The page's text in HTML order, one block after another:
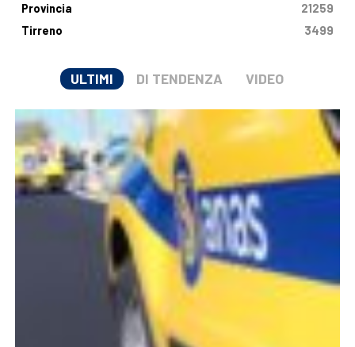
Provincia
21259
Tirreno
3499
ULTIMI DI TENDENZA VIDEO